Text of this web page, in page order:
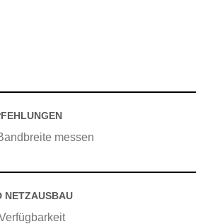
messen
NETZAUSBAU